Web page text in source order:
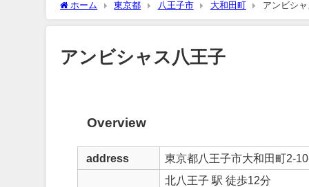
ホーム 東京都 八王子市 大和田町 アンビシ
アンビシャス八王子
Overview
address
東京都八王子市大和田町2-
北八王子 駅 徒歩12分